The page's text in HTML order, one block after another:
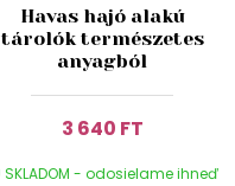
Havas hajó alakú
tárolók természetes
anyagból
3 640 FT
SKLADOM - odosielame ihneď